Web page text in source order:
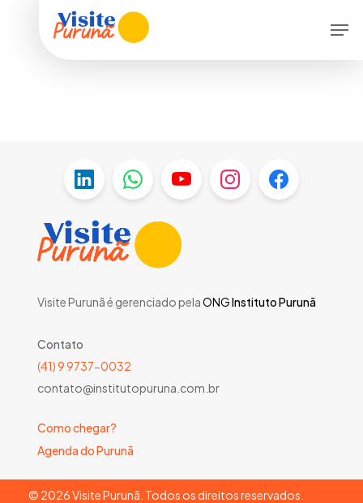
Visite Purunã é gerenciado pelaONGInstituto Purunã
Contato
(41) 9 9737-0032
contato@institutopuruna.com.br
Como chegar?
Agenda do Purunã
© 2026Visite Purunã. Todos os direitos reservados.